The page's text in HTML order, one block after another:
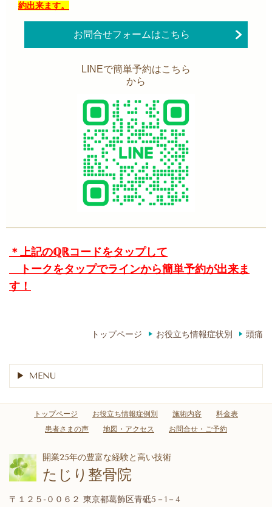
約出来ます。
お問合せフォームはこちら
LINEで簡単予約はこちら
から
＊上記のℚℝコードをタップして
トークをタップでラインから簡単予約が出来ま
す！
トップページ お役立ち情報症状別 頭痛
MENU
トップページ お役立ち情報症例別 施術内容
料金表
患者さまの声
地図・アクセス お問合せ・ご予約
開業25年の豊富な経験と高い技術
たじり整骨院
〒１２５-００６２ 東京都葛飾区青砥5－1－4